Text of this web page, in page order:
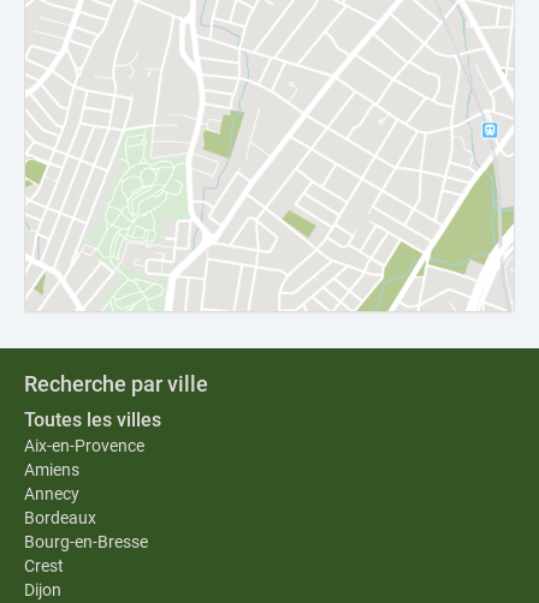
Recherche par ville
Toutes les villes
Aix-en-Provence
Amiens
Annecy
Bordeaux
Bourg-en-Bresse
Crest
Dijon